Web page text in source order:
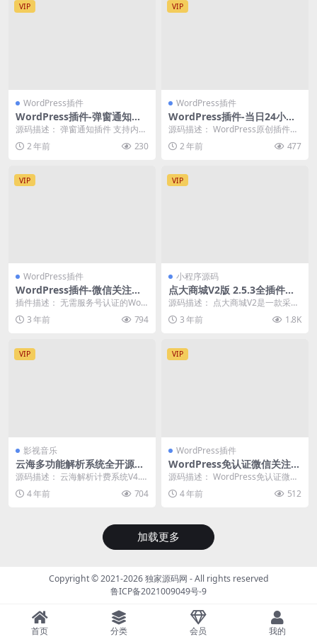
VIP
WordPress插件
WordPress插件-弹窗通知插
件 支持内容自定义
源码描述： 弹窗通知插件 支持内容
自定义 源码截图：
2 年前 230
VIP
WordPress插件
WordPress插件-当日24小时
发布文章标题变红
源码描述： WordPress原创插件：
当日24小时发布文章标题变红 源码
截图：
2 年前 477
VIP
WordPress插件
WordPress插件-微信关注登
录-免认证-一键登录-适用于个
人用户
插件描述： 无需服务号认证的Wor
dPress微信登录插件，助力个人用
户轻松实现...
3 年前 794
VIP
小程序源码
点大商城V2版 2.5.3全插件开
源独立版 百度+支付宝+QQ
+头条+小程序端+unipp开源
端
源码描述： 点大商城V2是一款采用
全新界面设计支持多端覆盖的小程
序应用，支持H5...
3 年前 1.8K
VIP
影视音乐
云海多功能解析系统全开源免
授权4.5带插件
源码描述： 云海解析计费系统V4.5
是一款 VIP 视频计费解析系统，源
码只需...
4 年前 704
VIP
WordPress插件
WordPress免认证微信关注登
陆插件 Erphp Weixin Scan
源码描述： WordPress免认证微信
关注登陆插件，个人用户无需申请
服务号以及...
4 年前 512
加载更多
Copyright © 2021-2026独家源码网 - All rights reserved
鲁ICP备2021009049号-9
首页 分类 会员 我的